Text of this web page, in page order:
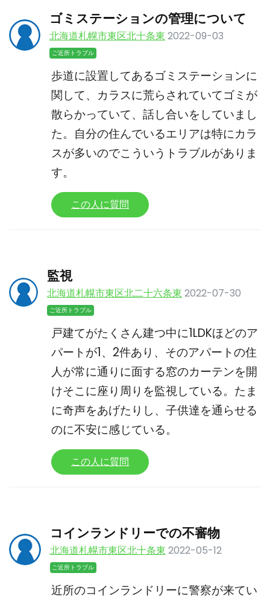
ゴミステーションの管理について
北海道札幌市東区北十条東 2022-09-03
ご近所トラブル
歩道に設置してあるゴミステーションに
関して、カラスに荒らされていてゴミが
散らかっていて、話し合いをしていまし
た。自分の住んでいるエリアは特にカラ
スが多いのでこういうトラブルがありま
す。
この人に質問
監視
北海道札幌市東区北二十六条東 2022-07-30
ご近所トラブル
戸建てがたくさん建つ中に1LDKほどのア
パートが1、2件あり、そのアパートの住
人が常に通りに面する窓のカーテンを開
けそこに座り周りを監視している。たま
に奇声をあげたりし、子供達を通らせる
のに不安に感じている。
この人に質問
コインランドリーでの不審物
北海道札幌市東区北十条東 2022-05-12
ご近所トラブル
近所のコインランドリーに警察が来てい